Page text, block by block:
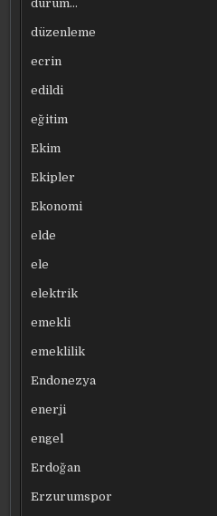
durum…
düzenleme
ecrin
edildi
eğitim
Ekim
Ekipler
Ekonomi
elde
ele
elektrik
emekli
emeklilik
Endonezya
enerji
engel
Erdoğan
Erzurumspor